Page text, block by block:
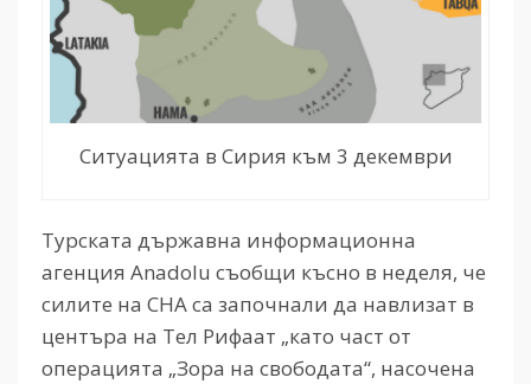
Ситуацията в Сирия към 3 декември
Турската държавна информационна
агенция Anadolu съобщи късно в неделя, че
силите на СНА са започнали да навлизат в
центъра на Тел Рифаат „като част от
операцията „Зора на свободата“, насочена